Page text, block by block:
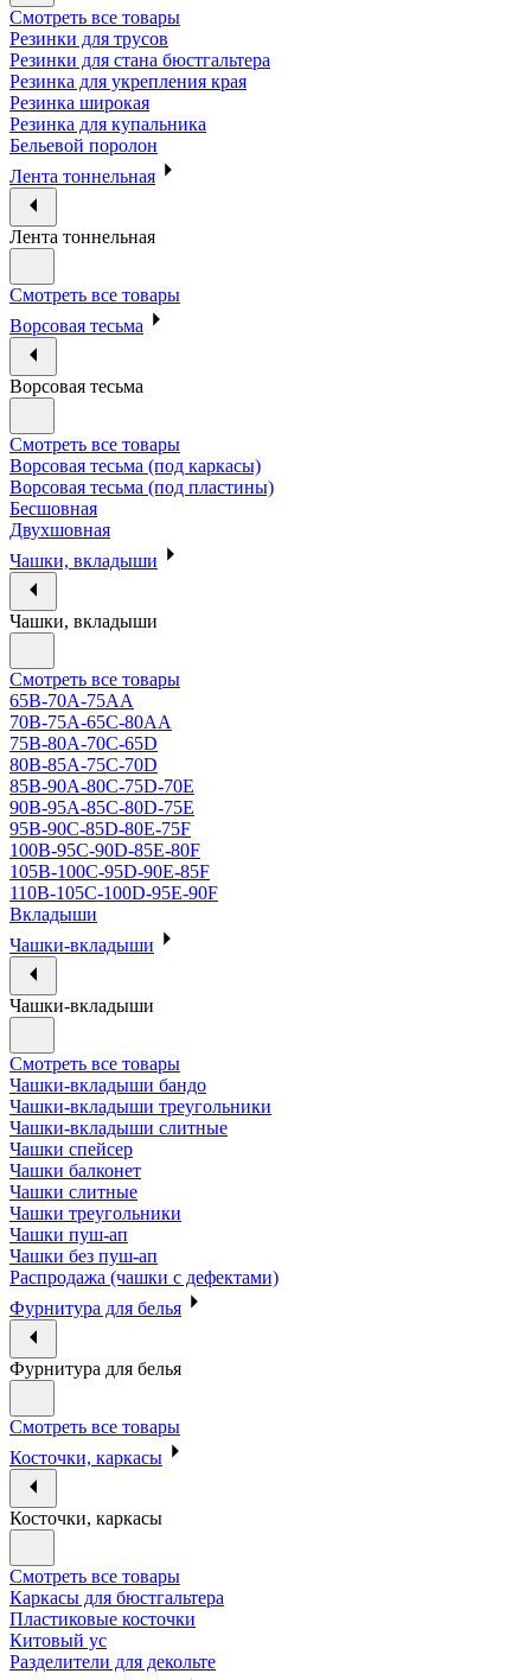
Смотреть все товары
Резинки для трусов
Резинки для стана бюстгальтера
Резинка для укрепления края
Резинка широкая
Резинка для купальника
Бельевой поролон
Лента тоннельная
Лента тоннельная
Смотреть все товары
Ворсовая тесьма
Ворсовая тесьма
Смотреть все товары
Ворсовая тесьма (под каркасы)
Ворсовая тесьма (под пластины)
Бесшовная
Двухшовная
Чашки, вкладыши
Чашки, вкладыши
Смотреть все товары
65B-70A-75АА
70В-75А-65С-80АА
75В-80А-70С-65D
80В-85А-75С-70D
85В-90А-80С-75D-70E
90B-95A-85C-80D-75E
95B-90C-85D-80E-75F
100B-95C-90D-85E-80F
105B-100C-95D-90E-85F
110B-105C-100D-95E-90F
Вкладыши
Чашки-вкладыши
Чашки-вкладыши
Смотреть все товары
Чашки-вкладыши бандо
Чашки-вкладыши треугольники
Чашки-вкладыши слитные
Чашки спейсер
Чашки балконет
Чашки слитные
Чашки треугольники
Чашки пуш-ап
Чашки без пуш-ап
Распродажа (чашки с дефектами)
Фурнитура для белья
Фурнитура для белья
Смотреть все товары
Косточки, каркасы
Косточки, каркасы
Смотреть все товары
Каркасы для бюстгальтера
Пластиковые косточки
Китовый ус
Разделители для декольте